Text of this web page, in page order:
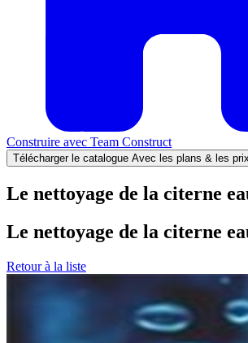
Construire avec Team Construct
Télécharger le catalogue Avec les plans & les prix
Le nettoyage de la citerne
Le nettoyage de la citerne
Retour à la liste